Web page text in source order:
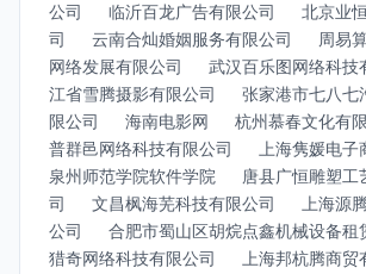
公司
临沂百龙广告有限公司
北京业
司
云南合灿婚姻服务有限公司 周易
网络发展有限公司
武汉百乐图网络科技
江省雪腾摄影有限公司
张家港市七八七
限公司
海南电影网 杭州慕春文化有
普群邑网络科技有限公司
上海隽媛电
泉州师范学院软件学院
唐县广恒雕塑工
司
文昌枫海芜科技有限公司
上海源
公司
合肥市蜀山区胡烷点鑫机械设备租
猎奇网络科技有限公司
上海邦杭腾商贸